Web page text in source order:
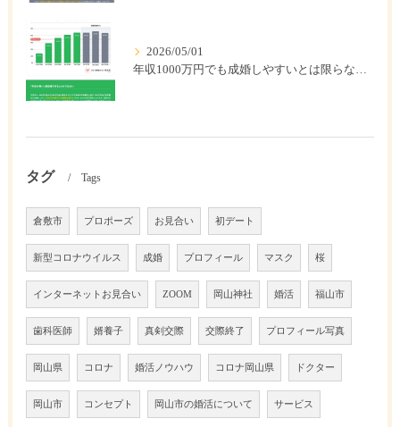
2026/05/01
年収1000万円でも成婚しやすいとは限らない? 「年収帯別の成婚率」のリアル
タグ Tags
倉敷市 プロポーズ お見合い 初デート
新型コロナウイルス 成婚 プロフィール マスク 桜
インターネットお見合い ZOOM 岡山神社 婚活 福山市
歯科医師 婿養子 真剣交際 交際終了 プロフィール写真
岡山県 コロナ 婚活ノウハウ コロナ岡山県 ドクター
岡山市 コンセプト 岡山市の婚活について サービス